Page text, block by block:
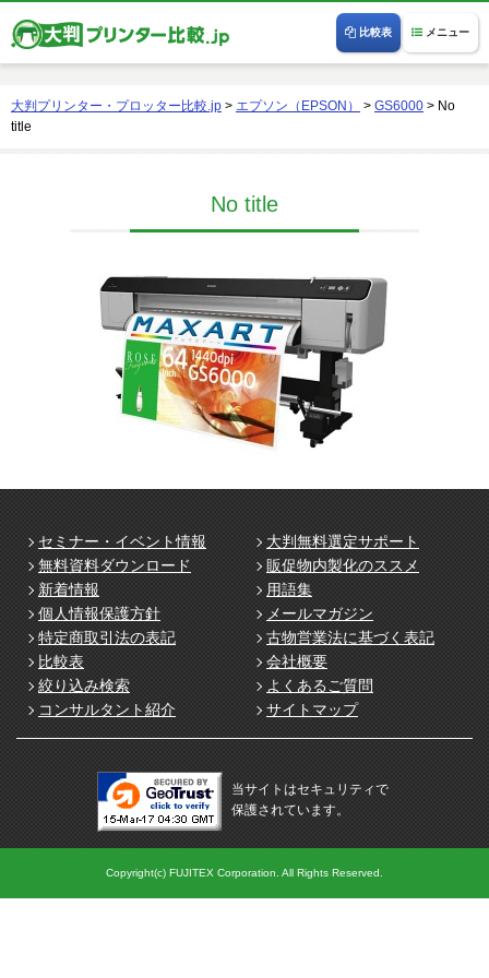
メニュー
比較表
大判プリンター・プロッター比較.jp > エプソン（EPSON） > GS6000 > No
title
No title
セミナー・イベント情報
大判無料選定サポート
無料資料ダウンロード
販促物内製化のススメ
新着情報
用語集
個人情報保護方針
メールマガジン
特定商取引法の表記
古物営業法に基づく表記
比較表
会社概要
絞り込み検索
よくあるご質問
コンサルタント紹介
サイトマップ
当サイトはセキュリティで
保護されています。
Copyright(c) FUJITEX Corporation. All Rights Reserved.